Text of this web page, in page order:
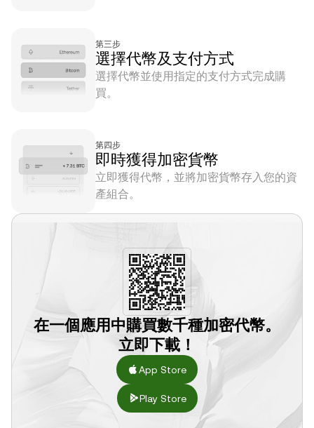
第三步
選擇代幣及支付方式
選擇代幣並使用指定的支付方式完成購
買。
第四步
即時獲得加密貨幣
立即獲得代幣，並將加密貨幣存入您的資
產組合。
在一個應用中購買數千種加密代幣。
立即下載！
App Store
Play Store